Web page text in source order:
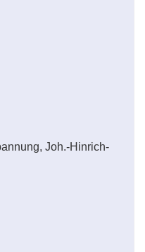
Joh.-Hinrich-